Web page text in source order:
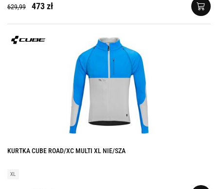
629,99 473 zł
KURTKA CUBE ROAD/XC MULTI XL NIE/SZA
XL